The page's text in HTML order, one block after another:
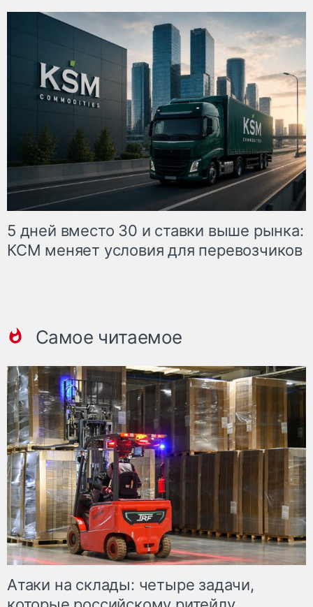
5 дней вместо 30 и ставки выше рынка:
КСМ меняет условия для перевозчиков
Самое читаемое
Атаки на склады: четыре задачи,